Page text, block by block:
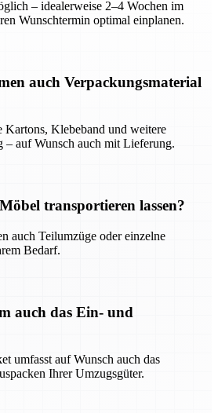
– idealerweise 2–4 Wochen im
Wunschtermin optimal einplanen.
auch Verpackungsmaterial
Kartons, Klebeband und weitere
– auf Wunsch auch mit Lieferung.
transportieren lassen?
auch Teilumzüge oder einzelne
Bedarf.
auch das Ein- und
umfasst auf Wunsch auch das
Ihrer Umzugsgüter.